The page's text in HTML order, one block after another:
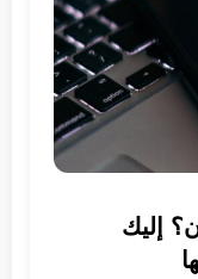
إليك